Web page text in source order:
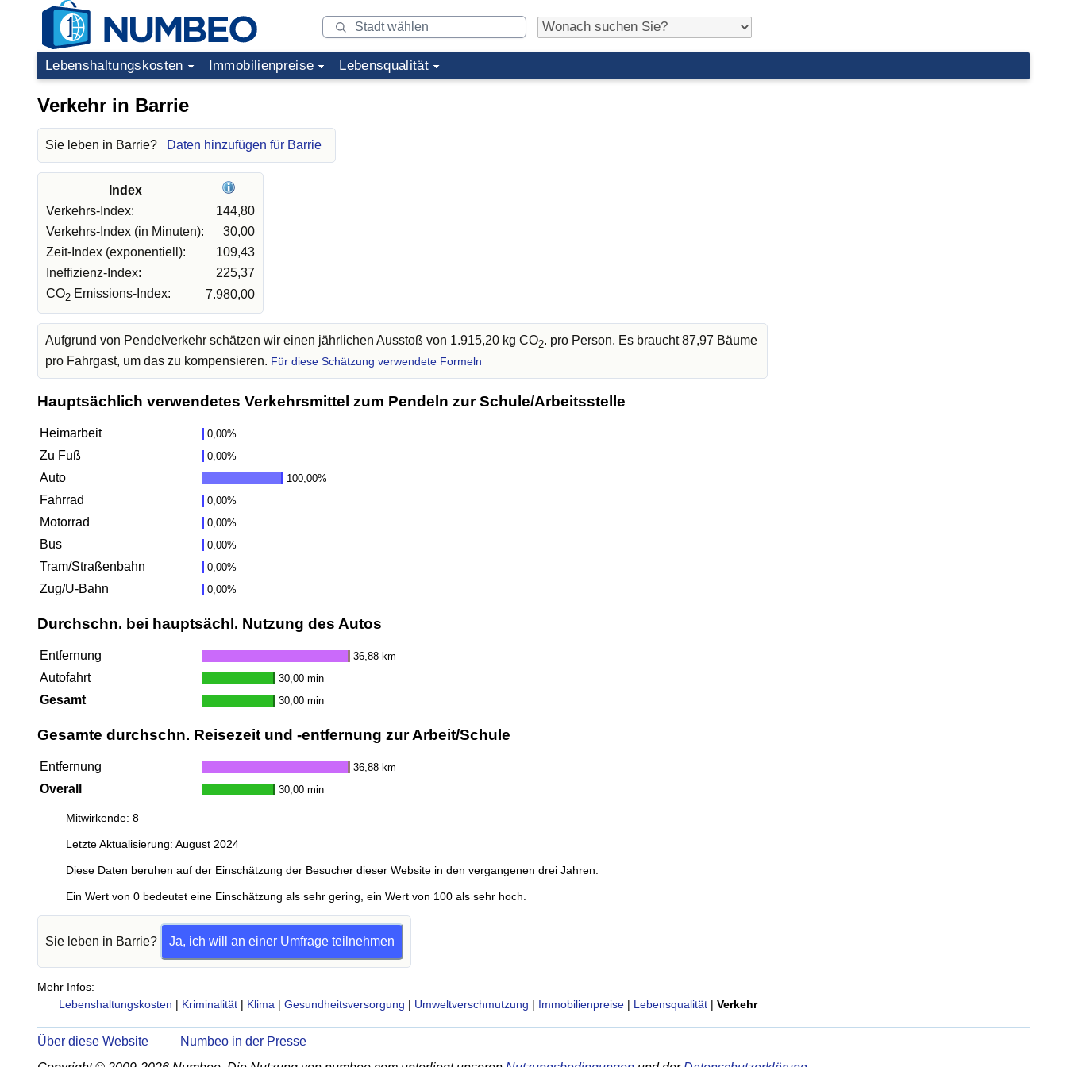
Lebenshaltungskosten Immobilienpreise Lebensqualität
Verkehr in Barrie
Sie leben in Barrie? Daten hinzufügen für Barrie
Index
Verkehrs-Index:
144,80
Verkehrs-Index (in Minuten):
30,00
Zeit-Index (exponentiell):
109,43
Ineffizienz-Index:
225,37
CO2 Emissions-Index: 7.980,00
Aufgrund von Pendelverkehr schätzen wir einen jährlichen Ausstoß von 1.915,20 kg CO2. pro Person. Es braucht 87,97 Bäume
pro Fahrgast, um das zu kompensieren. Für diese Schätzung verwendete Formeln
Hauptsächlich verwendetes Verkehrsmittel zum Pendeln zur Schule/Arbeitsstelle
Heimarbeit 0,00%
Zu Fuß 0,00%
Auto 100,00%
Fahrrad 0,00%
Motorrad 0,00%
Bus 0,00%
Tram/Straßenbahn 0,00%
Zug/U-Bahn 0,00%
Durchschn. bei hauptsächl. Nutzung des Autos
Entfernung 36,88 km
Autofahrt 30,00 min
Gesamt 30,00 min
Gesamte durchschn. Reisezeit und -entfernung zur Arbeit/Schule
Entfernung 36,88 km
Overall 30,00 min
Mitwirkende: 8
Letzte Aktualisierung: August 2024
Diese Daten beruhen auf der Einschätzung der Besucher dieser Website in den vergangenen drei Jahren.
Ein Wert von 0 bedeutet eine Einschätzung als sehr gering, ein Wert von 100 als sehr hoch.
Sie leben in Barrie? Ja, ich will an einer Umfrage teilnehmen
Mehr Infos:
Lebenshaltungskosten | Kriminalität | Klima | Gesundheitsversorgung | Umweltverschmutzung | Immobilienpreise | Lebensqualität | Verkehr
Über diese Website
Numbeo in der Presse